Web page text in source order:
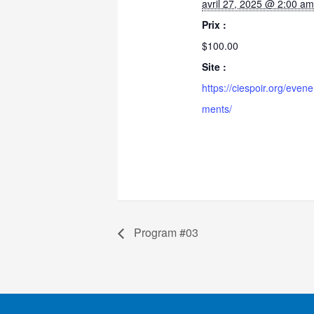
avril 27, 2025 @ 2:00 am
Prix :
$100.00
Site :
https://ciespoir.org/evene
ments/
Program #03